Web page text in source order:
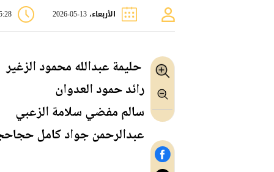
الأربعاء، 13-05-2026
حليمة عبدالله محمود الزغير
رائد حمود العدوان
سالم مفضي سلامة الزعبي
عبدالرحمن جواد كامل